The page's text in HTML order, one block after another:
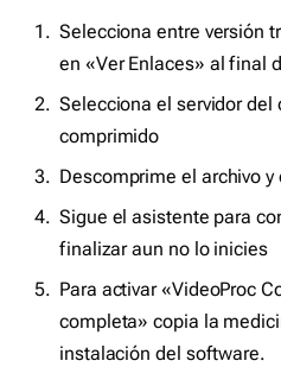
Selecciona entre versión
en «Ver Enlaces» al final
Selecciona el servidor del
comprimido
Descomprime el archivo y
Sigue el asistente para
finalizar aun no lo inicies
Para activar «VideoProc
completa» copia la
instalación del software.